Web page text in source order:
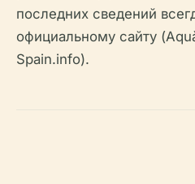
последних сведений
официальному сайту
Spain.info).